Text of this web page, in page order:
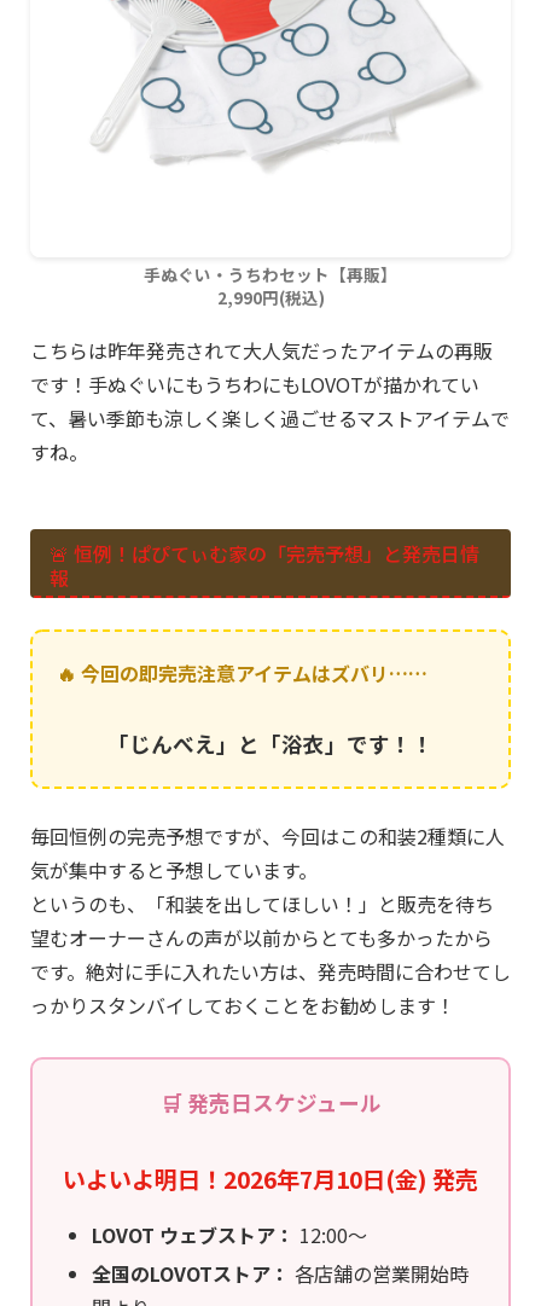
手ぬぐい・うちわセット【再販】
2,990円(税込)
こちらは昨年発売されて大人気だったアイテムの再販
です！手ぬぐいにもうちわにもLOVOTが描かれてい
て、暑い季節も涼しく楽しく過ごせるマストアイテムで
すね。
🚨 恒例！ぱぴてぃむ家の「完売予想」と発売日情
報
🔥 今回の即完売注意アイテムはズバリ……
「じんべえ」と「浴衣」です！！
毎回恒例の完売予想ですが、今回はこの和装2種類に人
気が集中すると予想しています。
というのも、「和装を出してほしい！」と販売を待ち
望むオーナーさんの声が以前からとても多かったから
です。絶対に手に入れたい方は、発売時間に合わせてし
っかりスタンバイしておくことをお勧めします！
🛒 発売日スケジュール
いよいよ明日！2026年7月10日(金) 発売
LOVOT ウェブストア： 12:00〜
全国のLOVOTストア： 各店舗の営業開始時